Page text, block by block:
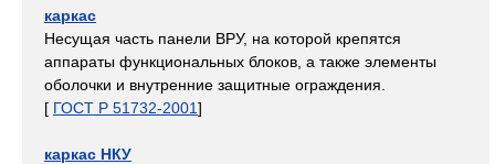
каркас
Несущая часть панели ВРУ, на которой крепятся
аппараты функциональных блоков, а также элементы
оболочки и внутренние защитные ограждения.
[ ГОСТ Р 51732-2001]
каркас НКУ